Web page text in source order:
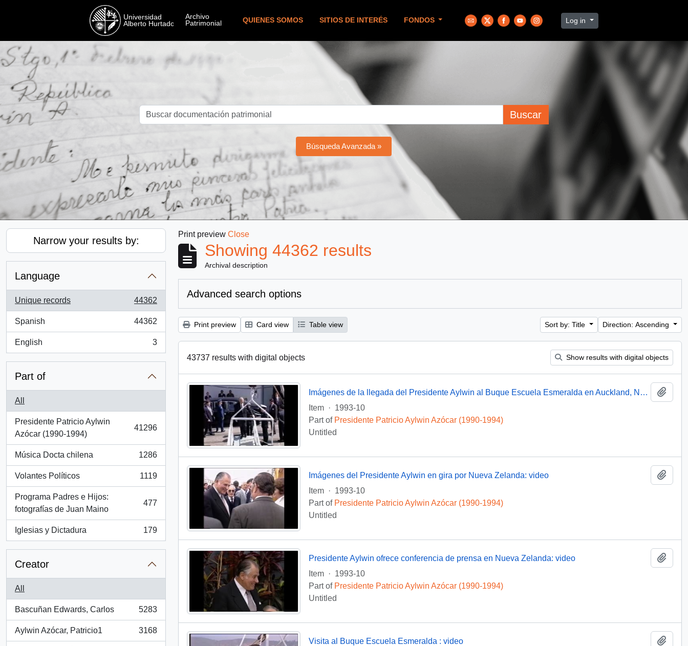
QUIENES SOMOS SITIOS DE INTERÉS FONDOS Log in
Buscar
Búsqueda Avanzada »
Narrow your results by:
Language
Unique records
, 44362 results
44362
Spanish
, 44362 results
44362
English
, 3 results
3
Part of
All
Presidente Patricio Aylwin
Azócar (1990-1994)
, 41296 results
41296
Música Docta chilena
, 1286 results
1286
Volantes Políticos
, 1119 results
1119
Programa Padres e Hijos:
fotografías de Juan Maino
, 477 results
477
Iglesias y Dictadura
, 179 results
179
Creator
All
Bascuñan Edwards, Carlos
, 5283 results
5283
Aylwin Azócar, Patricio1
, 3168 results
3168
Print preview Close
Showing 44362 results
Archival description
Advanced search options
Print preview Card view Table view Sort by: Title Direction: Ascending
43737 results with digital objects Show results with digital objects
Imágenes de la llegada del Presidente Aylwin al Buque Escuela Esmeralda en Auckland, Nueva Zelanda: video
Item
· 1993-10
Part of Presidente Patricio Aylwin Azócar (1990-1994)
Untitled
Imágenes del Presidente Aylwin en gira por Nueva Zelanda: video
Item
· 1993-10
Part of Presidente Patricio Aylwin Azócar (1990-1994)
Untitled
Presidente Aylwin ofrece conferencia de prensa en Nueva Zelanda: video
Item
· 1993-10
Part of Presidente Patricio Aylwin Azócar (1990-1994)
Untitled
Visita al Buque Escuela Esmeralda : video